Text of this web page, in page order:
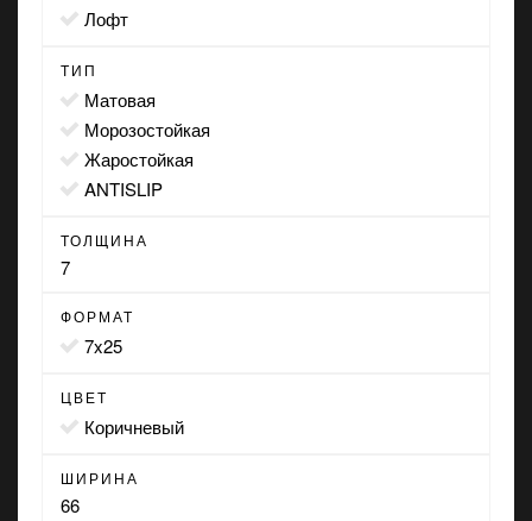
лофт
ТИП
матовая
морозостойкая
жаростойкая
ANTISLIP
ТОЛЩИНА
7
ФОРМАТ
7x25
ЦВЕТ
коричневый
ШИРИНА
66